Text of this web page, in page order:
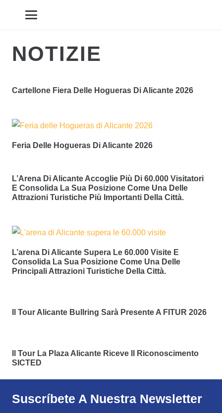
NOTIZIE
Cartellone Fiera Delle Hogueras Di Alicante 2026
Feria Delle Hogueras Di Alicante 2026
L’Arena Di Alicante Accoglie Più Di 60.000 Visitatori
E Consolida La Sua Posizione Come Una Delle
Attrazioni Turistiche Più Importanti Della Città.
L’arena Di Alicante Supera Le 60.000 Visite E
Consolida La Sua Posizione Come Una Delle
Principali Attrazioni Turistiche Della Città.
Il Tour Alicante Bullring Sarà Presente A FITUR 2026
Il Tour La Plaza Alicante Riceve Il Riconoscimento
SICTED
Suscríbete A Nuestra Newsletter